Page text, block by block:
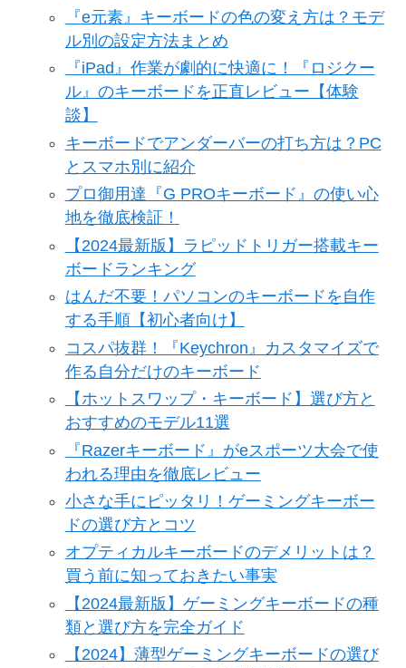
『e元素』キーボードの色の変え方は？モデ
ル別の設定方法まとめ
『iPad』作業が劇的に快適に！『ロジクー
ル』のキーボードを正直レビュー【体験
談】
キーボードでアンダーバーの打ち方は？PC
とスマホ別に紹介
プロ御用達『G PROキーボード』の使い心
地を徹底検証！
【2024最新版】ラピッドトリガー搭載キー
ボードランキング
はんだ不要！パソコンのキーボードを自作
する手順【初心者向け】
コスパ抜群！『Keychron』カスタマイズで
作る自分だけのキーボード
【ホットスワップ・キーボード】選び方と
おすすめのモデル11選
『Razerキーボード』がeスポーツ大会で使
われる理由を徹底レビュー
小さな手にピッタリ！ゲーミングキーボー
ドの選び方とコツ
オプティカルキーボードのデメリットは？
買う前に知っておきたい事実
【2024最新版】ゲーミングキーボードの種
類と選び方を完全ガイド
【2024】薄型ゲーミングキーボードの選び